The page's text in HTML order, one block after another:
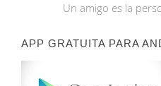
Un amigo es la
APP GRATUITA PARA